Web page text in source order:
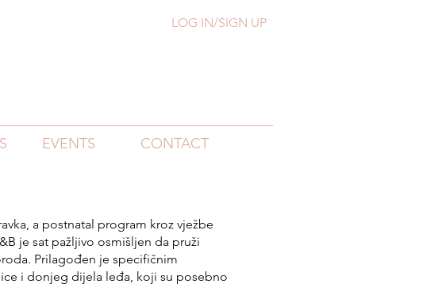
LOG IN/SIGN UP
EVENTS CONTACT
a postnatal program kroz vježbe
je sat pažljivo osmišljen da pruži
Prilagođen je specifičnim
i donjeg dijela leđa, koji su posebno